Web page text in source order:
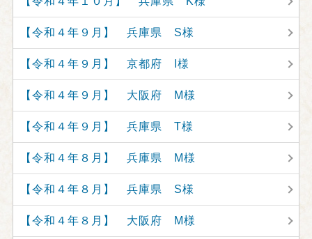
【令和４年９月】 兵庫県 S様
【令和４年９月】 京都府 I様
【令和４年９月】 大阪府 M様
【令和４年９月】 兵庫県 T様
【令和４年８月】 兵庫県 M様
【令和４年８月】 兵庫県 S様
【令和４年８月】 大阪府 M様